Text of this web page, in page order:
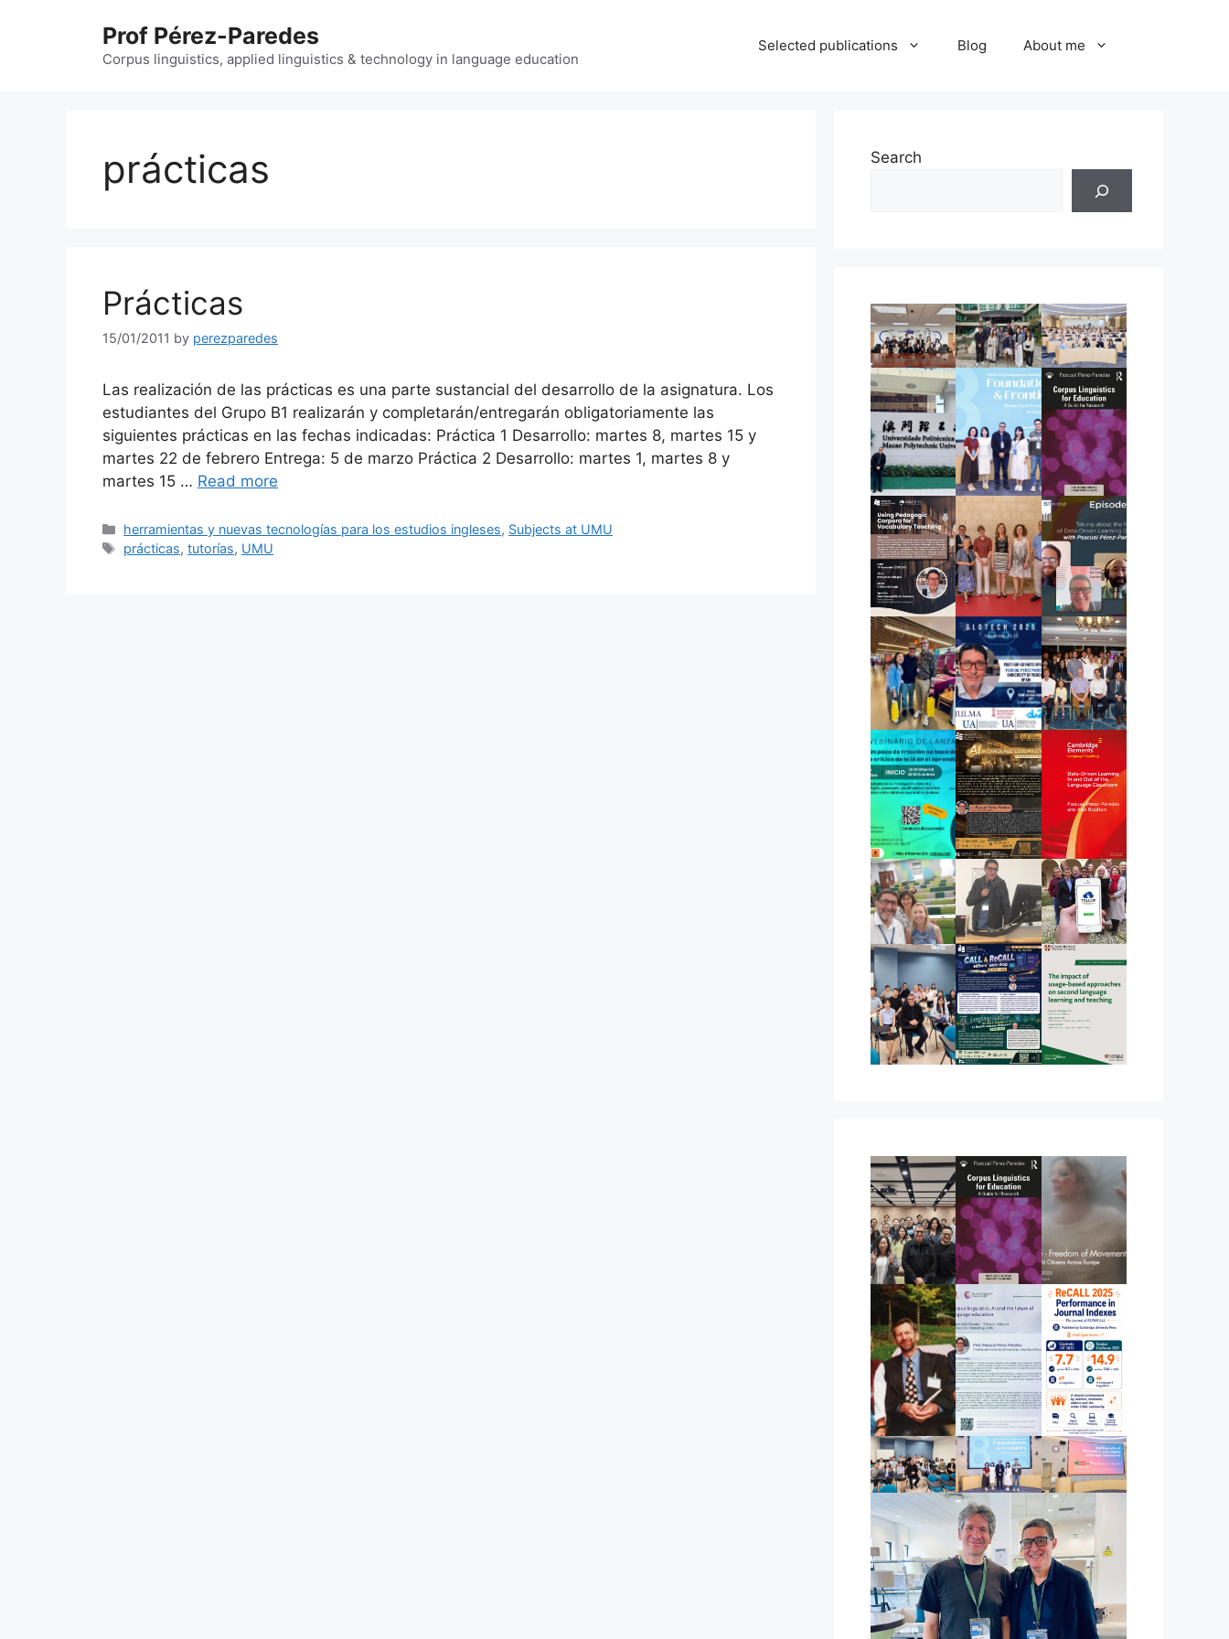
Prof Pérez-Paredes
Corpus linguistics, applied linguistics & technology in language education
Selected publications Blog About me
prácticas
Prácticas
15/01/2011 by perezparedes
Las realización de las prácticas es una parte sustancial del desarrollo de la asignatura. Los
estudiantes del Grupo B1 realizarán y completarán/entregarán obligatoriamente las
siguientes prácticas en las fechas indicadas: Práctica 1 Desarrollo: martes 8, martes 15 y
martes 22 de febrero Entrega: 5 de marzo Práctica 2 Desarrollo: martes 1, martes 8 y
martes 15 … Read more
Categories
herramientas y nuevas tecnologías para los estudios ingleses, Subjects at UMU
Tags
prácticas,tutorías, UMU
Search